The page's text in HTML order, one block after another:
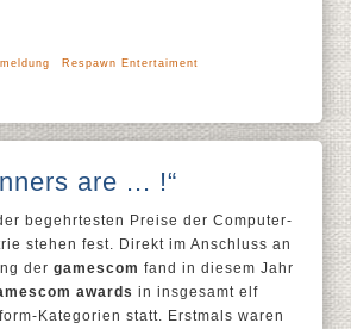
Respawn Entertaiment
are ... !“
begehrtesten Preise der Computer-
stehen fest. Direkt im Anschluss an
der gamescom fand in diesem Jahr
awards in insgesamt elf
Kategorien statt. Erstmals waren